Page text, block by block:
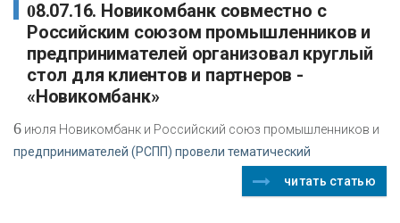
08.07.16. Новикомбанк совместно с
Российским союзом промышленников и
предпринимателей организовал круглый
стол для клиентов и партнеров -
«Новикомбанк»
6 июля Новикомбанк и Российский союз промышленников и
предпринимателей (РСПП) провели тематический
читать статью